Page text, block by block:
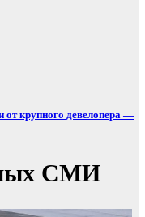
от крупного девелопера —